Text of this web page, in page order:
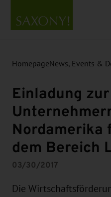
HomepageNews, Events &
Einladung zur
Nordamerika
dem Bereich
03/30/2017
Die